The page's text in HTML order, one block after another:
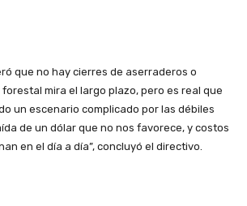
que no hay cierres de aserraderos o
forestal mira el largo plazo, pero es real que
un escenario complicado por las débiles
de un dólar que no nos favorece, y costos
en el día a día”, concluyó el directivo.